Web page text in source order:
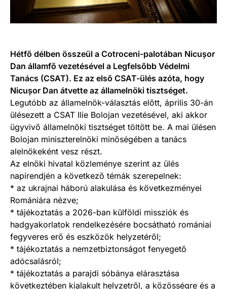
Hétfő délben összeül a Cotroceni-palotában Nicușor
Dan államfő vezetésével a Legfelsőbb Védelmi
Tanács (CSAT). Ez az első CSAT-ülés azóta, hogy
Nicușor Dan átvette az államelnöki tisztséget.
Legutóbb az államelnök-választás előtt, április 30-án
ülésezett a CSAT Ilie Bolojan vezetésével, aki akkor
ügyvivő államelnöki tisztséget töltött be. A mai ülésen
Bolojan miniszterelnöki minőségében a tanács
alelnökeként vesz részt.
Az elnöki hivatal közleménye szerint az ülés
napirendjén a következő témák szerepelnek:
* az ukrajnai háború alakulása és következményei
Romániára nézve;
* tájékoztatás a 2026-ban külföldi missziók és
hadgyakorlatok rendelkezésére bocsátható romániai
fegyveres erő és eszközök helyzetéről;
* tájékoztatás a nemzetbiztonságot fenyegető
adócsalásról;
* tájékoztatás a parajdi sóbánya elárasztása
következtében kialakult helyzetről, a közösségre és a